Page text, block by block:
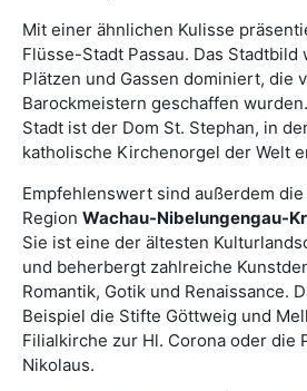
Mit einer ähnlichen Kulisse
Flüsse-Stadt Passau. Das Stadtbild
Plätzen und Gassen dominiert, die
Barockmeistern geschaffen
Stadt ist der Dom St. Stephan, in
katholische Kirchenorgel der Welt
Empfehlenswert sind außerdem
Region Wachau-Nibelungengau-
Sie ist eine der ältesten
und beherbergt zahlreiche
Romantik, Gotik und Renaissance.
Beispiel die Stifte Göttweig und
Filialkirche zur Hl. Corona oder die
Nikolaus.